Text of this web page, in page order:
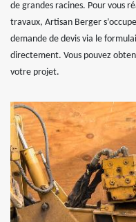
de grandes racines. Pour vous
travaux, Artisan Berger
demande de devis via le
directement. Vous pouvez
votre projet.